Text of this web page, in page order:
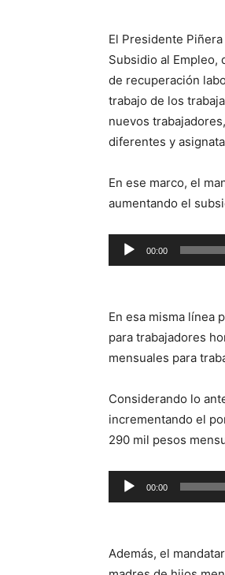
El Presidente
Subsidio al Empleo,
de recuperación
trabajo de los
nuevos
diferentes y
En ese marco, el
aumentando el
Reproductor
de
00:00
En esa misma línea
para trabajadores
mensuales para
Considerando lo
incrementando el
290 mil pesos
Reproductor
de
00:00
Además, el